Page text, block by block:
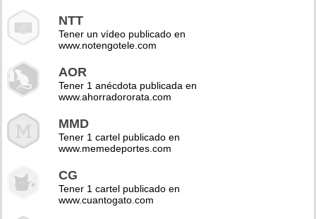
NTT
Tener un vídeo publicado en
www.notengotele.com
AOR
Tener 1 anécdota publicada en
www.ahorradororata.com
MMD
Tener 1 cartel publicado en
www.memedeportes.com
CG
Tener 1 cartel publicado en
www.cuantogato.com